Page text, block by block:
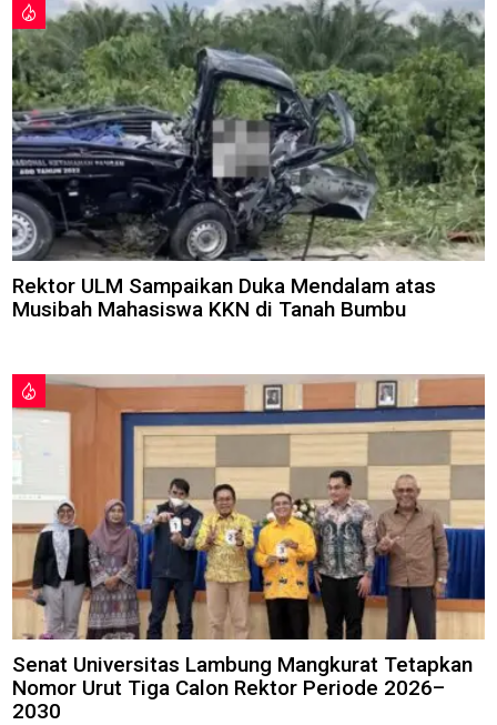
Rektor ULM Sampaikan Duka Mendalam atas
Musibah Mahasiswa KKN di Tanah Bumbu
Senat Universitas Lambung Mangkurat Tetapkan
Nomor Urut Tiga Calon Rektor Periode 2026–
2030